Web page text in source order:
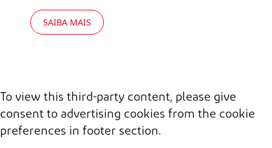
SAIBA MAIS
To view this third-party content, please give
consent to advertising cookies from the cookie
preferences in footer section.